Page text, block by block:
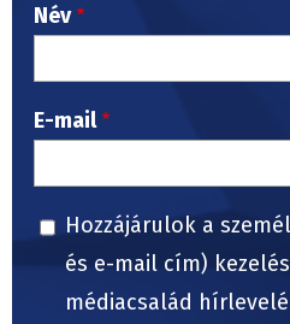
Név
E-mail
Hozzájárulok a
és e-mail cím)
médiacsalád